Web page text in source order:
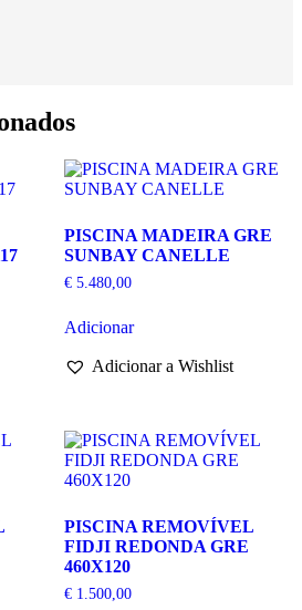
PISCINA MADEIRA GRE
SUNBAY CANELLE
€5.480,00
Adicionar
Adicionar a Wishlist
PISCINA REMOVÍVEL
FIDJI REDONDA GRE
460X120
€1.500,00